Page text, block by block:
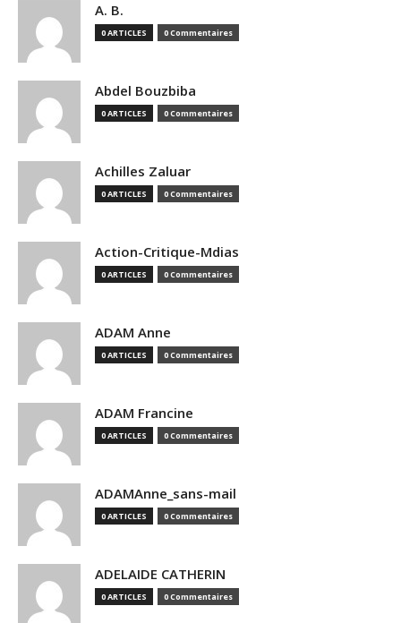
A. B.
0 ARTICLES 0 Commentaires
Abdel Bouzbiba
0 ARTICLES 0 Commentaires
Achilles Zaluar
0 ARTICLES 0 Commentaires
Action-Critique-Mdias
0 ARTICLES 0 Commentaires
ADAM Anne
0 ARTICLES 0 Commentaires
ADAM Francine
0 ARTICLES 0 Commentaires
ADAMAnne_sans-mail
0 ARTICLES 0 Commentaires
ADELAIDE CATHERIN
0 ARTICLES 0 Commentaires